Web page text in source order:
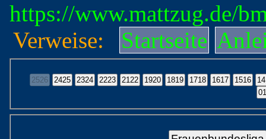
https://www.mattzug.de/
Verweise:
Startseite